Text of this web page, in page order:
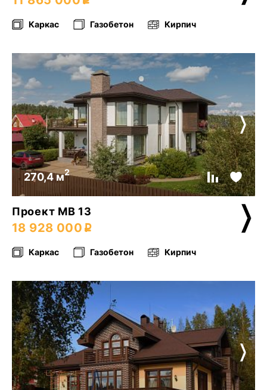
Каркас Газобетон Кирпич
270,4 м2
Проект МВ 13
18 928 000
Каркас Газобетон Кирпич